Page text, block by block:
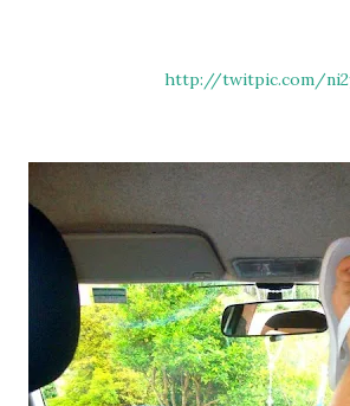
http://twitpic.com/